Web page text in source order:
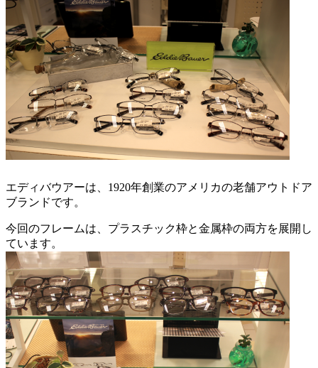
エディバウアーは、1920年創業のアメリカの老舗アウトドア
ブランドです。
今回のフレームは、プラスチック枠と金属枠の両方を展開し
ています。